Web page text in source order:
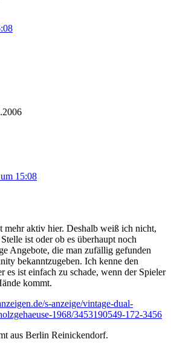
15:08
mehr aktiv hier. Deshalb weiß ich nicht,
ist oder ob es überhaupt noch
Angebote, die man zufällig gefunden
bekanntzugeben. Ich kenne den
es ist einfach zu schade, wenn der Spieler
kommt.
s-anzeige/vintage-dual-
1968/3453190549-172-3456
aus Berlin Reinickendorf.